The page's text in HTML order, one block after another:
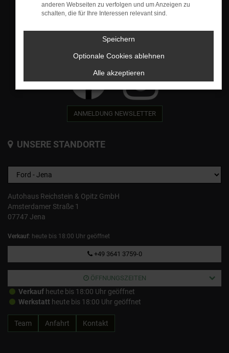
SOCIAL MEDIA
FOLGE UNS AUF
ANMELDUNG NEWSLETTER
UNSERE STANDORTE
Autohaus Reichstein & Opitz GmbH
Amsterdamer Straße 1
07747 Jena
Verkauf: heute bis 18:00 Uhr geöffnet
+49 3641 3759-0
ÖFFNUNGSZEITEN
Verkauf heute bis 18:00 Uhr geöffnet
Werkstatt heute bis 18:00 Uhr geöffnet
Team Anfahrt Kontakt
anderen Webseiten zu verfolgen und um Anzeigen zu
schalten, die für Ihre Interessen relevant sind.
Speichern
Optionale Cookies ablehnen
Alle akzeptieren